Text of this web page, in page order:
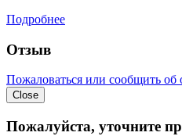
Подробнее
Отзыв
Пожаловаться или сообщить об
Close
Пожалуйста, уточните